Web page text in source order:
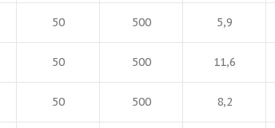
50 500 5,9
50 500 11,6
50 500 8,2